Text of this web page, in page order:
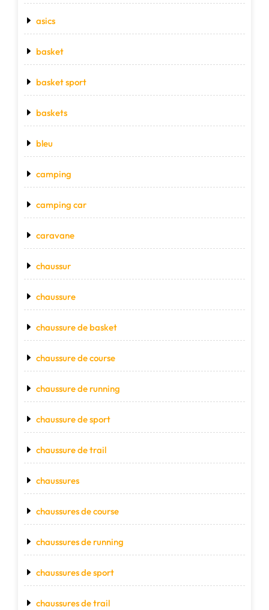
asics
basket
basket sport
baskets
bleu
camping
camping car
caravane
chaussur
chaussure
chaussure de basket
chaussure de course
chaussure de running
chaussure de sport
chaussure de trail
chaussures
chaussures de course
chaussures de running
chaussures de sport
chaussures de trail